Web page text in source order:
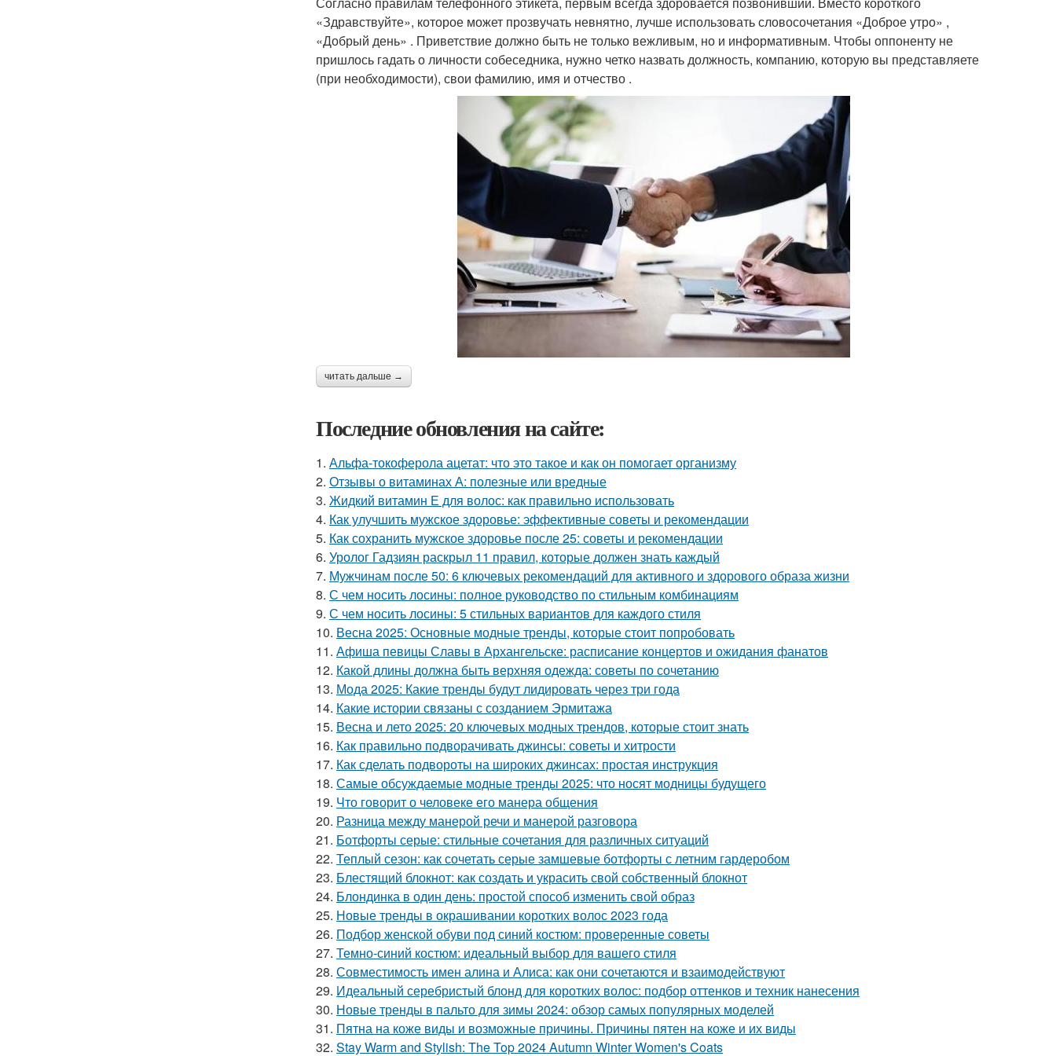
«Здравствуйте», которое может прозвучать невнятно, лучше использовать словосочетания «Доброе утро» ,
«Добрый день» . Приветствие должно быть не только вежливым, но и информативным. Чтобы оппоненту не
пришлось гадать о личности собеседника, нужно четко назвать должность, компанию, которую вы представляете
(при необходимости), свои фамилию, имя и отчество .
читать дальше →
Последние обновления на сайте:
1. Альфа-токоферола ацетат: что это такое и как он помогает организму
2. Отзывы о витаминах А: полезные или вредные
3. Жидкий витамин Е для волос: как правильно использовать
4. Как улучшить мужское здоровье: эффективные советы и рекомендации
5. Как сохранить мужское здоровье после 25: советы и рекомендации
6. Уролог Гадзиян раскрыл 11 правил, которые должен знать каждый
7. Мужчинам после 50: 6 ключевых рекомендаций для активного и здорового образа жизни
8. С чем носить лосины: полное руководство по стильным комбинациям
9. С чем носить лосины: 5 стильных вариантов для каждого стиля
10. Весна 2025: Основные модные тренды, которые стоит попробовать
11. Афиша певицы Славы в Архангельске: расписание концертов и ожидания фанатов
12. Какой длины должна быть верхняя одежда: советы по сочетанию
13. Мода 2025: Какие тренды будут лидировать через три года
14. Какие истории связаны с созданием Эрмитажа
15. Весна и лето 2025: 20 ключевых модных трендов, которые стоит знать
16. Как правильно подворачивать джинсы: советы и хитрости
17. Как сделать подвороты на широких джинсах: простая инструкция
18. Самые обсуждаемые модные тренды 2025: что носят модницы будущего
19. Что говорит о человеке его манера общения
20. Разница между манерой речи и манерой разговора
21. Ботфорты серые: стильные сочетания для различных ситуаций
22. Теплый сезон: как сочетать серые замшевые ботфорты с летним гардеробом
23. Блестящий блокнот: как создать и украсить свой собственный блокнот
24. Блондинка в один день: простой способ изменить свой образ
25. Новые тренды в окрашивании коротких волос 2023 года
26. Подбор женской обуви под синий костюм: проверенные советы
27. Темно-синий костюм: идеальный выбор для вашего стиля
28. Совместимость имен алина и Алиса: как они сочетаются и взаимодействуют
29. Идеальный серебристый блонд для коротких волос: подбор оттенков и техник нанесения
30. Новые тренды в пальто для зимы 2024: обзор самых популярных моделей
31. Пятна на коже виды и возможные причины. Причины пятен на коже и их виды
32. Stay Warm and Stylish: The Top 2024 Autumn Winter Women's Coats